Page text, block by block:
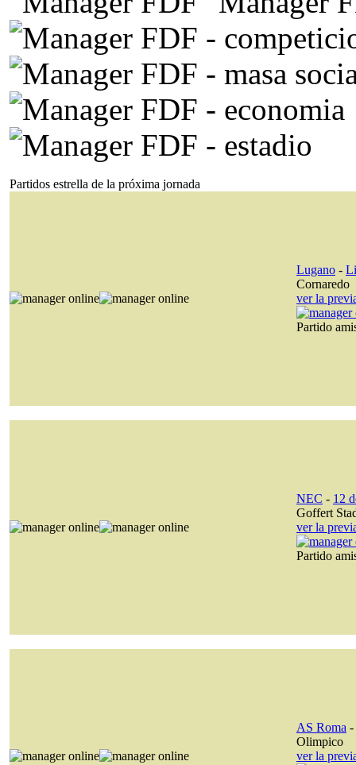
Partidos estrella de la próxima jornada
Lugano -
Cornaredo
ver la
Partido
NEC - 12
Goffert
ver la
Partido
AS Roma -
Olimpico
ver la